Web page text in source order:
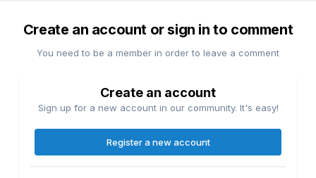
Create an account or sign in to comment
You need to be a member in order to leave a comment
Create an account
Sign up for a new account in our community. It's easy!
Register a new account